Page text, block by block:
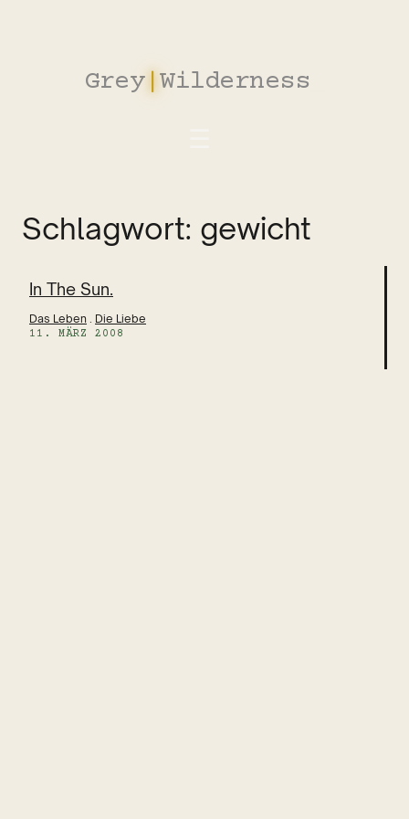
Grey|Wilderness
Schlagwort: gewicht
In The Sun.
Das Leben . Die Liebe
11. MÄRZ 2008